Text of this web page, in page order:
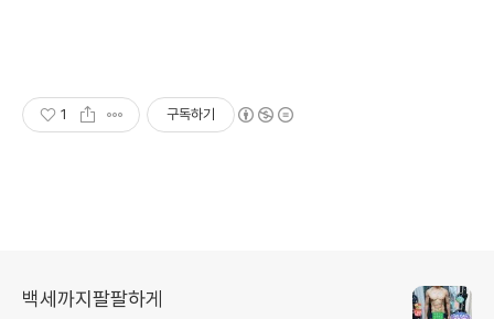
1 구독하기
백세까지팔팔하게